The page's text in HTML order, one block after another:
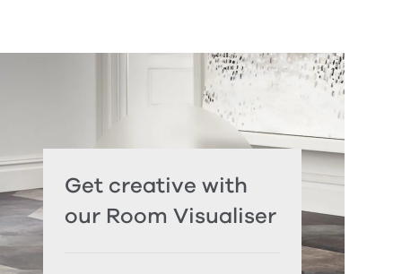
Get creative with
our Room Visualiser